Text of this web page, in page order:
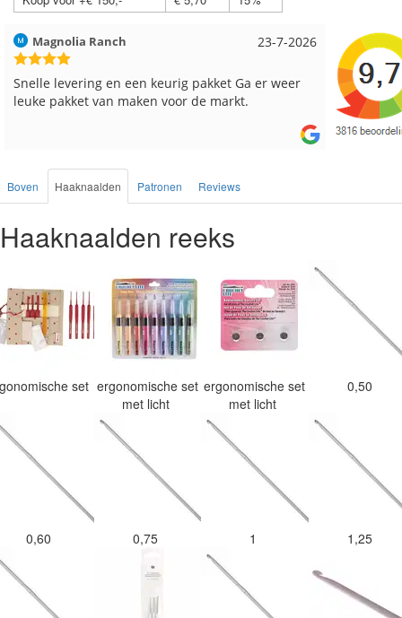
17-7-2026
Hilde uit Loyers
Reeds meerdere keren breigaren en breinaalden
besteld, altijd heel tevreden over de service.
Loes uit
Snelle
Boven Haaknaalden Patronen Reviews
Haaknaalden reeks
set ergonomische set
met licht
ergonomische set
met licht
0,50
0,60 0,75 1 1,25